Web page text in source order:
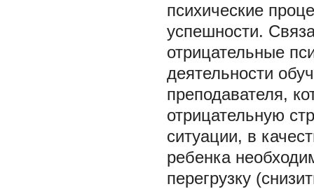
психические
успешности.
отрицательные
деятельности
преподавателя,
отрицательную
ситуации, в
ребенка
перегрузку